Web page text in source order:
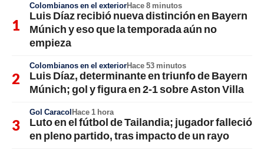
Colombianos en el exteriorHace 8 minutos
Luis Díaz recibió nueva distinción en Bayern
Múnich y eso que la temporada aún no
empieza
Colombianos en el exteriorHace 53 minutos
Luis Díaz, determinante en triunfo de Bayern
Múnich; gol y figura en 2-1 sobre Aston Villa
Gol CaracolHace 1 hora
Luto en el fútbol de Tailandia; jugador falleció
en pleno partido, tras impacto de un rayo